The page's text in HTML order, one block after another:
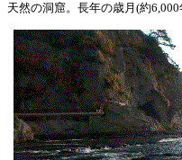
天然の洞窟。長年の歳月(約